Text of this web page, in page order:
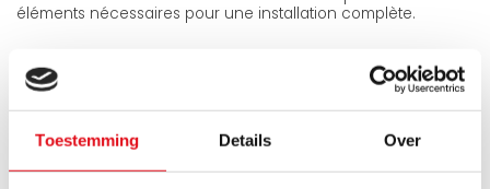
Toestemming Details Over
éléments nécessaires pour une installation complète.
rapide et optimale. Il comprend notamment les adaptateurs
(tubes CV 15 mm & tubes flexibles 16 mm) ainsi qu’une vanne
thermostatique de qualité.